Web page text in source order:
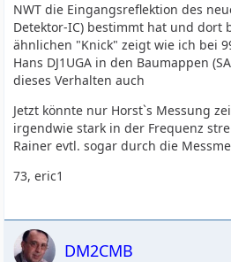
NWT die Eingangsreflektion des
Detektor-IC) bestimmt hat und dort
ähnlichen "Knick" zeigt wie ich bei
Hans DJ1UGA in den Baumappen
dieses Verhalten auch
Jetzt könnte nur Horst`s Messung
irgendwie stark in der Frequenz
Rainer evtl. sogar durch die
73, eric1
DM2CMB